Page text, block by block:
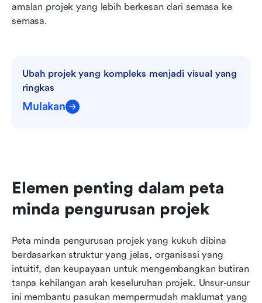
amalan projek yang lebih berkesan dari semasa ke
semasa.
Ubah projek yang kompleks menjadi visual yang
ringkas
Mulakan
Elemen penting dalam peta
minda pengurusan projek
Peta minda pengurusan projek yang kukuh dibina
berdasarkan struktur yang jelas, organisasi yang
intuitif, dan keupayaan untuk mengembangkan butiran
tanpa kehilangan arah keseluruhan projek. Unsur-unsur
ini membantu pasukan mempermudah maklumat yang